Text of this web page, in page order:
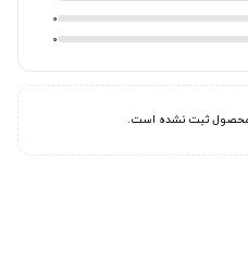
0
0
محصول ثبت نشده است.